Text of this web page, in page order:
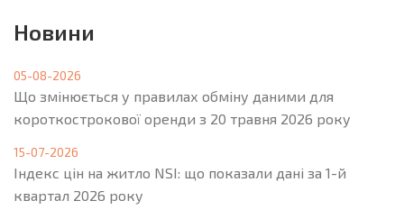
Новини
05-08-2026
Що змінюється у правилах обміну даними для
короткострокової оренди з 20 травня 2026 року
15-07-2026
Індекс цін на житло NSI: що показали дані за 1-й
квартал 2026 року